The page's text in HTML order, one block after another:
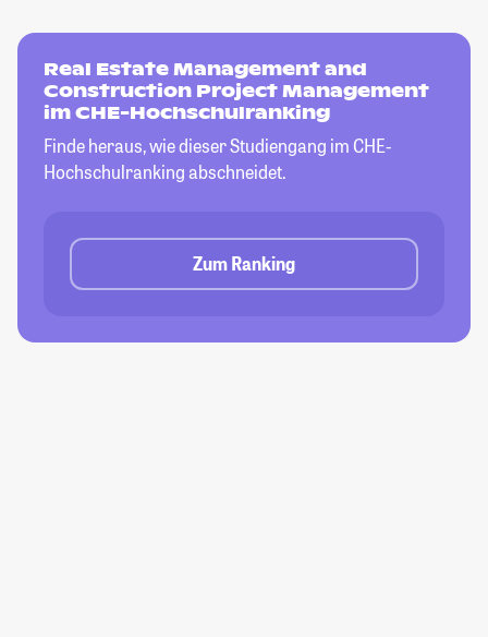
Real Estate Management and
Construction Project Management
im CHE-Hochschulranking
Finde heraus, wie dieser Studiengang im CHE-
Hochschulranking abschneidet.
Zum Ranking